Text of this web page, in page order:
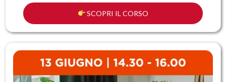
SCOPRI IL CORSO